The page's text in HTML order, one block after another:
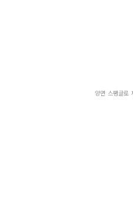
양면 스팽글로